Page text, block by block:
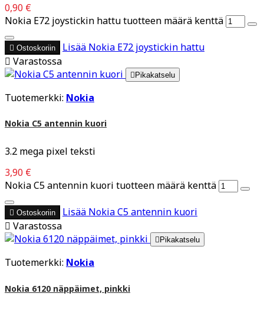
0,90 €
Nokia E72 joystickin hattu tuotteen määrä kenttä
 Ostoskoriin Lisää Nokia E72 joystickin hattu
 Varastossa
Pikakatselu
Tuotemerkki: Nokia
Nokia C5 antennin kuori
3.2 mega pixel teksti
3,90 €
Nokia C5 antennin kuori tuotteen määrä kenttä
 Ostoskoriin Lisää Nokia C5 antennin kuori
 Varastossa
 Pikakatselu
Tuotemerkki: Nokia
Nokia 6120 näppäimet, pinkki